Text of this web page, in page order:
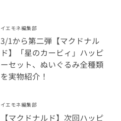
イエモネ編集部
3/1から第二弾【マクドナル
ド】「星のカービィ」ハッピ
ーセット、ぬいぐるみ全種類
を実物紹介！
イエモネ編集部
【マクドナルド】次回ハッピ